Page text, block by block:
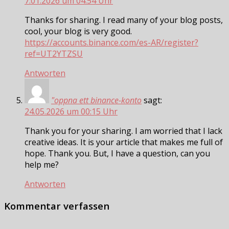
Thanks for sharing. I read many of your blog posts,
cool, your blog is very good.
https://accounts.binance.com/es-AR/register?
ref=UT2YTZSU
Antworten
"oppna ett binance-kontosagt:
24.05.2026 um 00:15 Uhr
Thank you for your sharing. I am worried that I lack
creative ideas. It is your article that makes me full of
hope. Thank you. But, I have a question, can you
help me?
Antworten
Kommentar verfassen